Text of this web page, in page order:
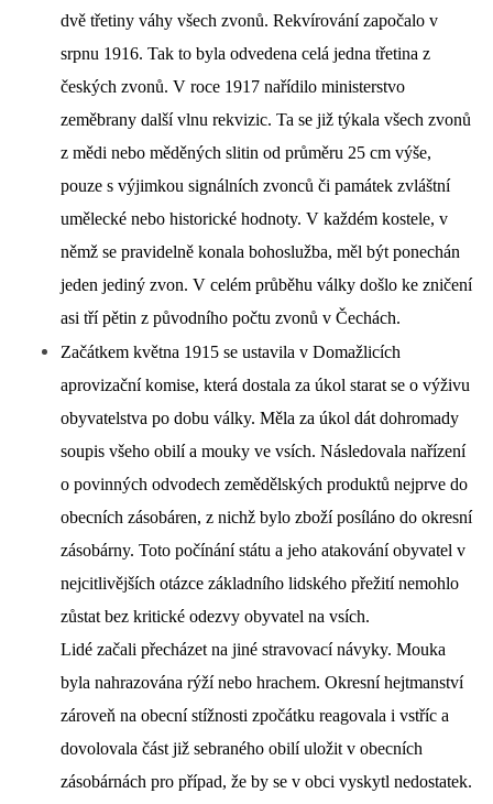
dvě třetiny váhy všech zvonů. Rekvírování započalo v
srpnu 1916. Tak to byla odvedena celá jedna třetina z
českých zvonů. V roce 1917 nařídilo ministerstvo
zeměbrany další vlnu rekvizic. Ta se již týkala všech zvonů
z mědi nebo měděných slitin od průměru 25 cm výše,
pouze s výjimkou signálních zvonců či památek zvláštní
umělecké nebo historické hodnoty. V každém kostele, v
němž se pravidelně konala bohoslužba, měl být ponechán
jeden jediný zvon. V celém průběhu války došlo ke zničení
asi tří pětin z původního počtu zvonů v Čechách.
Začátkem května 1915 se ustavila v Domažlicích
aprovizační komise, která dostala za úkol starat se o výživu
obyvatelstva po dobu války. Měla za úkol dát dohromady
soupis všeho obilí a mouky ve vsích. Následovala nařízení
o povinných odvodech zemědělských produktů nejprve do
obecních zásobáren, z nichž bylo zboží posíláno do okresní
zásobárny. Toto počínání státu a jeho atakování obyvatel v
nejcitlivějších otázce základního lidského přežití nemohlo
zůstat bez kritické odezvy obyvatel na vsích.
Lidé začali přecházet na jiné stravovací návyky. Mouka
byla nahrazována rýží nebo hrachem. Okresní hejtmanství
zároveň na obecní stížnosti zpočátku reagovala i vstříc a
dovolovala část již sebraného obilí uložit v obecních
zásobárnách pro případ, že by se v obci vyskytl nedostatek.